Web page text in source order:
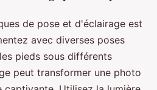
de pose et d'éclairage est
avec diverses poses
pieds sous différents
peut transformer une photo